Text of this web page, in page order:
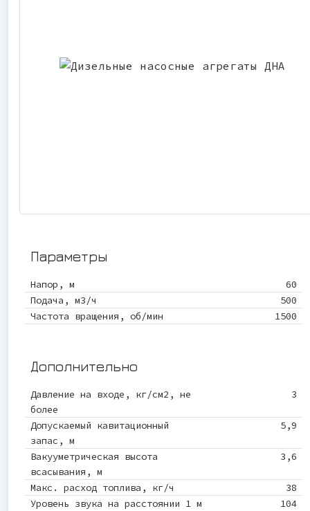
Параметры
Напор, м
60
Подача, м3/ч
500
Частота вращения, об/мин
1500
Дополнительно
Давление на входе, кг/см2, не
более
3
Допускаемый кавитационный
запас, м
5,9
Вакууметрическая высота
всасывания, м
3,6
Макс. расход топлива, кг/ч
38
Уровень звука на расстоянии 1 м
104